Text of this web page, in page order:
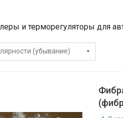
и терморегуляторы для